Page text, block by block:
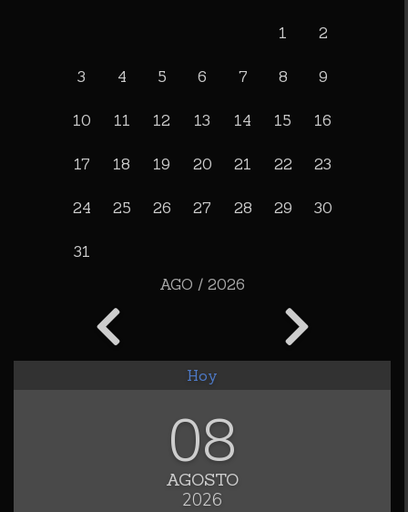
1 2
3 4 5 6 7 8 9
10 11 12 13 14 15 16
17 18 19 20 21 22 23
24 25 26 27 28 29 30
31
AGO / 2026
Hoy
08
AGOSTO
2026